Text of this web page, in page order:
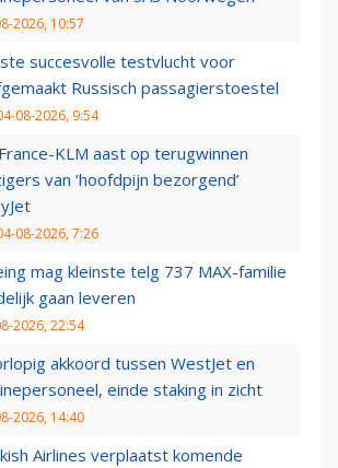
2026, 10:57
succesvolle testvlucht voor
Russisch passagierstoestel
08-2026, 9:54
KLM aast op terugwinnen
van ‘hoofdpijn bezorgend’
08-2026, 7:26
mag kleinste telg 737 MAX-familie
gaan leveren
2026, 22:54
akkoord tussen WestJet en
einde staking in zicht
2026, 14:40
Airlines verplaatst komende